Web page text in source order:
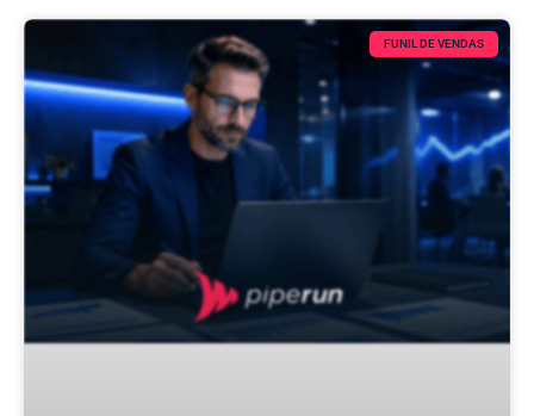
FUNIL DE VENDAS